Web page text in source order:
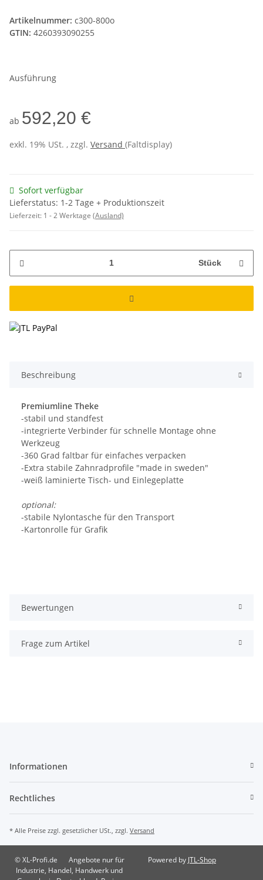
Artikelnummer: c300-800o
GTIN: 4260393090255
Ausführung
ab 592,20 €
exkl. 19% USt. , zzgl. Versand (Faltdisplay)
Sofort verfügbar
Lieferstatus: 1-2 Tage + Produktionszeit
Lieferzeit: 1 - 2 Werktage (Ausland)
Stück
Beschreibung
Premiumline Theke
-stabil und standfest
-integrierte Verbinder für schnelle Montage ohne
Werkzeug
-360 Grad faltbar für einfaches verpacken
-Extra stabile Zahnradprofile "made in sweden"
-weiß laminierte Tisch- und Einlegeplatte
optional:
-stabile Nylontasche für den Transport
-Kartonrolle für Grafik
Bewertungen
Frage zum Artikel
Informationen
Rechtliches
* Alle Preise zzgl. gesetzlicher USt., zzgl. Versand
© XL-Profi.de
Angebote nur für
Industrie, Handel, Handwerk und
Powered by JTL-Shop